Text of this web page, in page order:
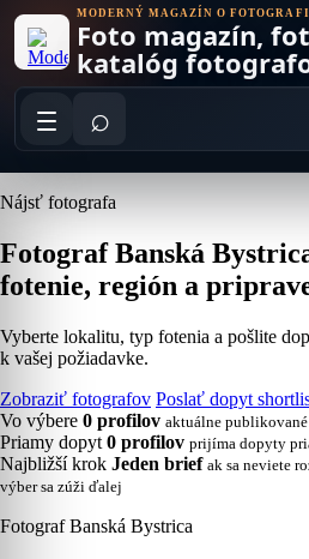
content
MODERNÝ MAGAZÍN O
Foto magazín,
katalóg
⌕
Nájsť fotografa
Fotograf Banská
fotenie, región a
Vyberte lokalitu, typ fotenia a pošlite
k vašej požiadavke.
Zobraziť fotografov Poslať dopyt
Vo výbere 0 profilov aktuálne
Priamy dopyt 0 profilov prijíma dopyty
Najbližší krok Jeden brief ak sa neviete
výber sa zúži ďalej
Fotograf Banská Bystrica